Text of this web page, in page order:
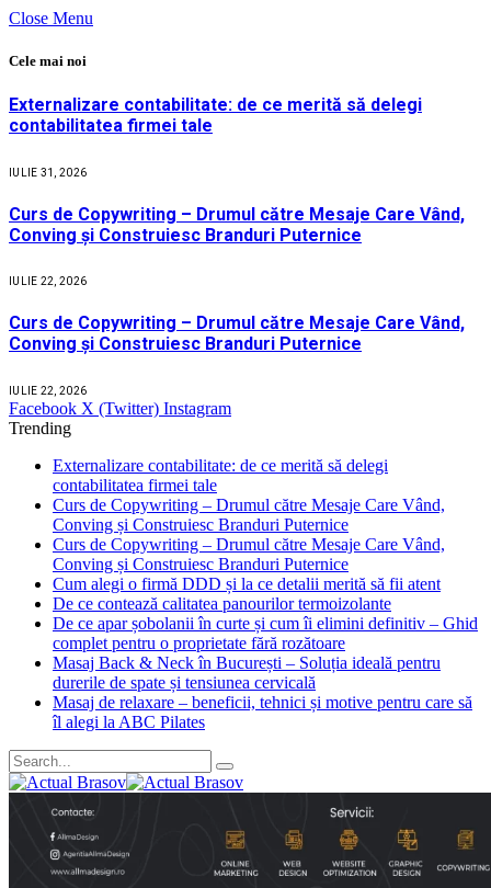
Close Menu
Cele mai noi
Externalizare contabilitate: de ce merită să delegi
contabilitatea firmei tale
IULIE 31, 2026
Curs de Copywriting – Drumul către Mesaje Care Vând,
Conving și Construiesc Branduri Puternice
IULIE 22, 2026
Curs de Copywriting – Drumul către Mesaje Care Vând,
Conving și Construiesc Branduri Puternice
IULIE 22, 2026
Facebook X (Twitter) Instagram
Trending
Externalizare contabilitate: de ce merită să delegi
contabilitatea firmei tale
Curs de Copywriting – Drumul către Mesaje Care Vând,
Conving și Construiesc Branduri Puternice
Curs de Copywriting – Drumul către Mesaje Care Vând,
Conving și Construiesc Branduri Puternice
Cum alegi o firmă DDD și la ce detalii merită să fii atent
De ce contează calitatea panourilor termoizolante
De ce apar șobolanii în curte și cum îi elimini definitiv – Ghid
complet pentru o proprietate fără rozătoare
Masaj Back & Neck în București – Soluția ideală pentru
durerile de spate și tensiunea cervicală
Masaj de relaxare – beneficii, tehnici și motive pentru care să
îl alegi la ABC Pilates